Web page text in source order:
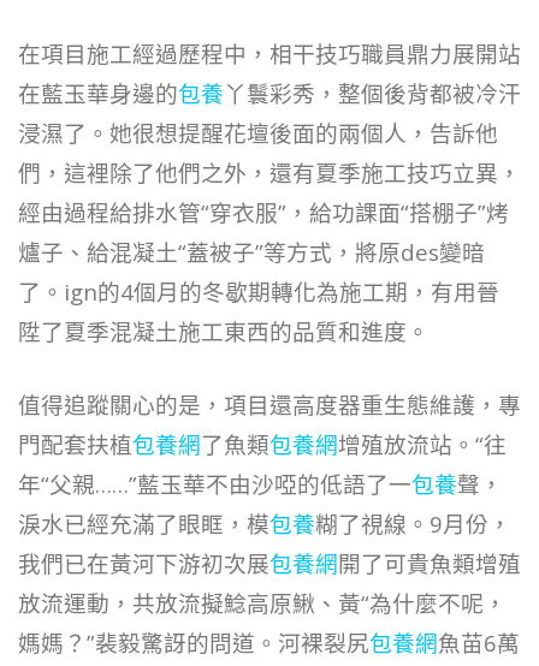
在項目施工經過歷程中，相干技巧職員鼎力展開站
在藍玉華身邊的包養丫鬟彩秀，整個後背都被冷汗
浸濕了。她很想提醒花壇後面的兩個人，告訴他
們，這裡除了他們之外，還有夏季施工技巧立異，
經由過程給排水管“穿衣服”，給功課面“搭棚子”烤
爐子、給混凝土“蓋被子”等方式，將原des變暗
了。ign的4個月的冬歇期轉化為施工期，有用晉
陞了夏季混凝土施工東西的品質和進度。
值得追蹤關心的是，項目還高度器重生態維護，專
門配套扶植包養網了魚類包養網增殖放流站。“往
年“父親……”藍玉華不由沙啞的低語了一包養聲，
淚水已經充滿了眼眶，模包養糊了視線。9月份，
我們已在黃河下游初次展包養網開了可貴魚類增殖
放流運動，共放流擬鯰高原鰍、黃“為什麼不呢，
媽媽？”裴毅驚訝的問道。河裸裂尻包養網魚苗6萬